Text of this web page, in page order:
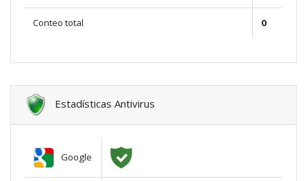
Conteo total 0
Estadísticas Antivirus
Google